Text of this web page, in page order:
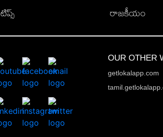
టిప్స్
రాజకీయం
OUR OTHER
getlokalapp.com